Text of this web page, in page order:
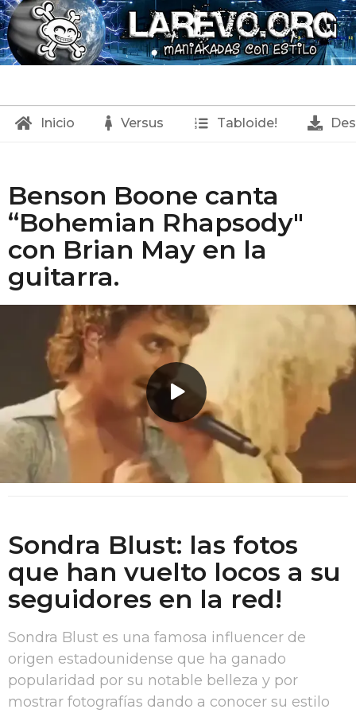
Inicio Versus Tabloide!
L
a
R
e
v
o
g
-
P
á
n
a
2
1
d
e
Benson Boone canta
“Bohemian Rhapsody"
con Brian May en la
guitarra.
Sondra Blust: las fotos
que han vuelto locos a su
seguidores en la red!
Sondra Blust es una famosa influencer de
origen estadounidense que ha ganado
popularidad por su notable belleza y por
mostrar fotografías dando a conocer su estilo